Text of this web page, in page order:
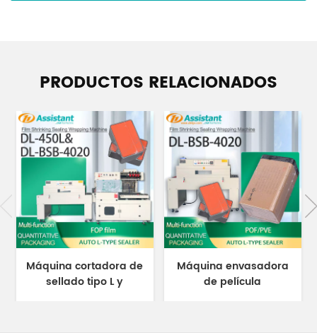
PRODUCTOS RELACIONADOS
Máquina cortadora de
sellado tipo L y
Máquina envasadora
de película